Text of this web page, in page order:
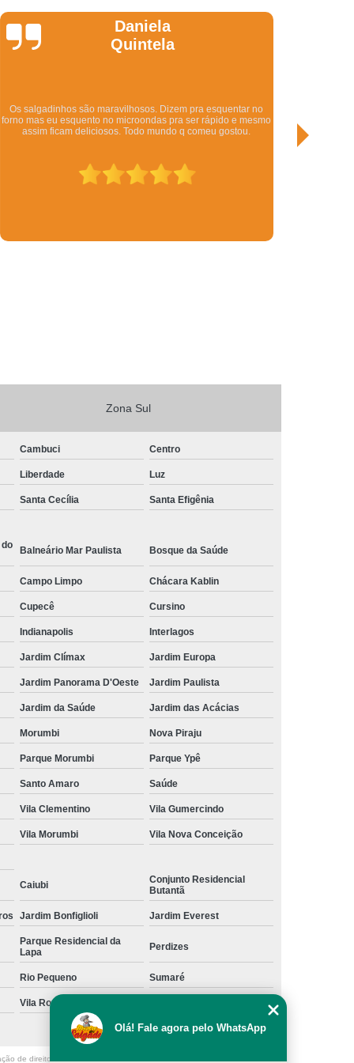
Salgados para Festa de Quinze Anos
Salgados Simples para Festa
Salgados Diferentes de Festa Infantil
Salgados Diferentes para Festa Infantil
Salgados Fritos para Festa Infantil
Salgados Assados para Revenda
Miguel Faria
Produtos deliciosos! Fiz minha festa com eles e estava tudo
maravilhoso! Bolo molhadinho, doces gostosos e salgados
bem sequinhos. Virei fã!
Zona Sul
Cambuci Centro
Liberdade Luz
Santa Cecília Santa Efigênia
Balneário Mar Paulista Bosque da Saúde
Campo Limpo Chácara Kablin
Cupecê Cursino
Indianapolis Interlagos
Jardim Clímax Jardim Europa
Jardim Panorama D'Oeste Jardim Paulista
Jardim da Saúde Jardim das Acácias
Morumbi Nova Piraju
Parque Morumbi Parque Ypê
Santo Amaro Saúde
Vila Clementino Vila Gumercindo
Vila Morumbi Vila Nova Conceição
Caiubi
Conjunto Residencial
Butantã
Jardim Bonfiglioli Jardim Everest
Parque Residencial da
Lapa
Perdizes
Rio Pequeno Sumaré
Vila Romana
de direito autoral – artigo 184 do Código Penal –
Olá! Fale agora pelo WhatsApp